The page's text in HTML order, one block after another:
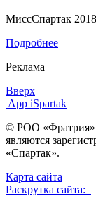
МиссСпартак 2018
Подробнее
Реклама
Вверх
App iSpartak
© РОО «Фратрия»
являются
«Спартак».
Карта сайта
Раскрутка сайта: